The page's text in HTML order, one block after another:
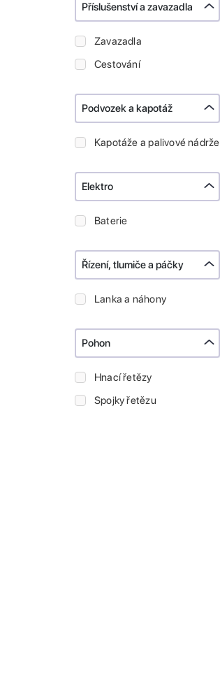
Příslušenství a zavazadla
Zavazadla
Cestování
Podvozek a kapotáž
Kapotáže a palivové nádrže
Elektro
Baterie
Řízení, tlumiče a páčky
Lanka a náhony
Pohon
Hnací řetězy
Spojky řetězu